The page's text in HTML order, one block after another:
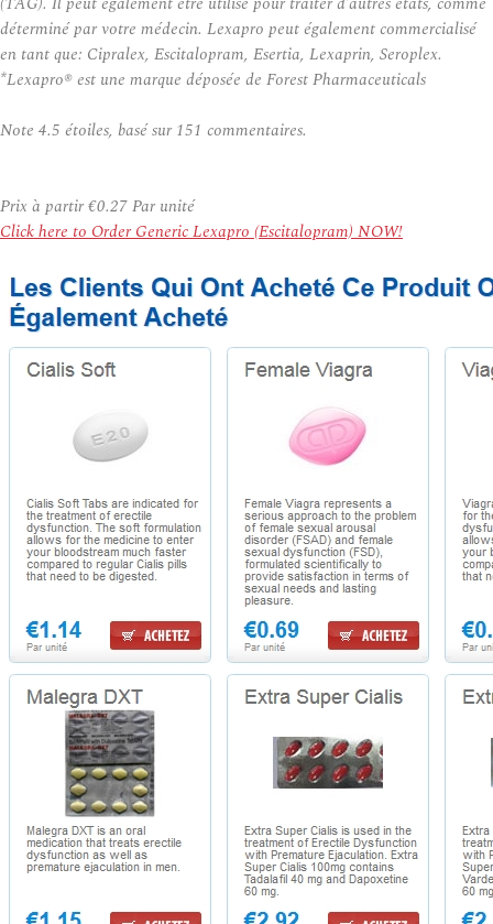
déterminé par votre médecin. Lexapro peut également commercialisé
en tant que: Cipralex, Escitalopram, Esertia, Lexaprin, Seroplex.
*Lexapro® est une marque déposée de Forest Pharmaceuticals
Note 4.5 étoiles, basé sur 151 commentaires.
Prix à partir€0.27Par unité
Click here to Order Generic Lexapro (Escitalopram) NOW!